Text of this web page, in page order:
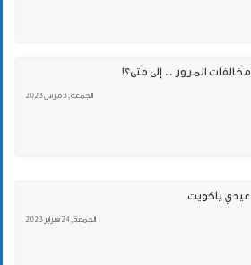
مخالفات المرور .. إلى متى؟!
الجمعة , 3 مارس 2023
عيدي ياكويت
الجمعة , 24 فبراير 2023